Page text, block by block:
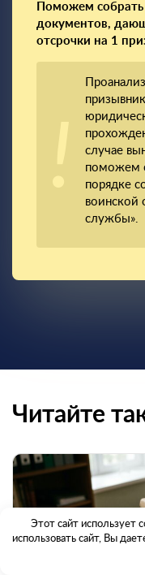
Поможем
документов,
отсрочки на 1
случае
поможем
порядке
воинской
службы».
Читайте
Этот сайт использует
использовать сайт, Вы